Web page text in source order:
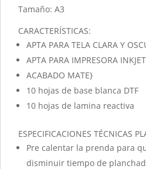
Tamaño: A3
CARACTERÍSTICAS:
APTA PARA TELA CLARA Y
APTA PARA IMPRESORA INKJET
ACABADO MATE}
10 hojas de base blanca DTF
10 hojas de lamina reactiva
ESPECIFICACIONES TÉCNICAS
Pre calentar la prenda para
disminuir tiempo de